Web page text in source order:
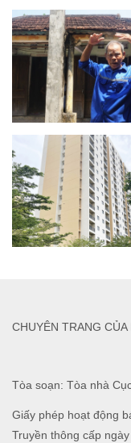
Tòa soạn: Tòa nhà
Giấy phép hoạt động
Truyền thông cấp ngày
CHUYÊN TRANG CỦA